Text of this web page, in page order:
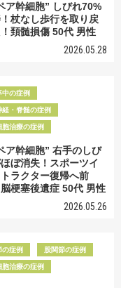
ア幹細胞” しびれ70%
杖なし歩行を取り戻
！頚髄損傷 50代 男性
2026.05.28
中の症例
経・脊髄の症例
胞治療の症例
ア幹細胞” 右手のしび
ぼ消失！スポーツイ
ラクター復帰へ前
梗塞後遺症 50代 男性
2026.05.26
の症例 股関節の症例
胞治療の症例